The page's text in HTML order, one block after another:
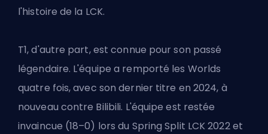
l'histoire de la LCK.
T1, d'autre part, est connue pour son passé
légendaire. L'équipe a remporté les Worlds
quatre fois, avec son dernier titre en 2024, à
nouveau contre Bilibili. L'équipe est restée
invaincue (18–0) lors du Spring Split LCK 2022 et